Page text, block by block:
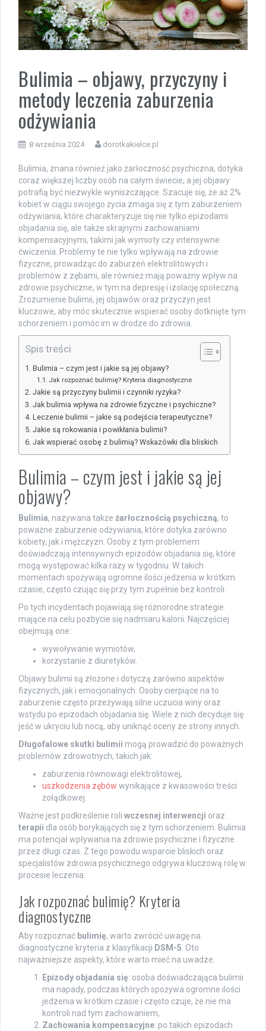
Bulimia – objawy, przyczyny i
metody leczenia zaburzenia
odżywiania
8 września 2024 dorotkakielce.pl
Bulimia, znana również jako żarłoczność psychiczna, dotyka
coraz większej liczby osób na całym świecie, a jej objawy
potrafią być niezwykle wyniszczające. Szacuje się, że aż 2%
kobiet w ciągu swojego życia zmaga się z tym zaburzeniem
odżywiania, które charakteryzuje się nie tylko epizodami
objadania się, ale także skrajnymi zachowaniami
kompensacyjnymi, takimi jak wymioty czy intensywne
ćwiczenia. Problemy te nie tylko wpływają na zdrowie
fizyczne, prowadząc do zaburzeń elektrolitowych i
problemów z zębami, ale również mają poważny wpływ na
zdrowie psychiczne, w tym na depresję i izolację społeczną.
Zrozumienie bulimii, jej objawów oraz przyczyn jest
kluczowe, aby móc skutecznie wspierać osoby dotknięte tym
schorzeniem i pomóc im w drodze do zdrowia.
Spis treści
Bulimia – czym jest i jakie są jej objawy?
Jak rozpoznać bulimię? Kryteria diagnostyczne
Jakie są przyczyny bulimii i czynniki ryzyka?
Jak bulimia wpływa na zdrowie fizyczne i psychiczne?
Leczenie bulimii – jakie są podejścia terapeutyczne?
Jakie są rokowania i powikłania bulimii?
Jak wspierać osobę z bulimią? Wskazówki dla bliskich
Bulimia – czym jest i jakie są jej
objawy?
Bulimia, nazywana także żarłocznością psychiczną, to
poważne zaburzenie odżywiania, które dotyka zarówno
kobiety, jak i mężczyzn. Osoby z tym problemem
doświadczają intensywnych epizodów objadania się, które
mogą występować kilka razy w tygodniu. W takich
momentach spożywają ogromne ilości jedzenia w krótkim
czasie, często czując się przy tym zupełnie bez kontroli.
Po tych incydentach pojawiają się różnorodne strategie
mające na celu pozbycie się nadmiaru kalorii. Najczęściej
obejmują one:
wywoływanie wymiotów,
korzystanie z diuretyków.
Objawy bulimii są złożone i dotyczą zarówno aspektów
fizycznych, jak i emocjonalnych. Osoby cierpiące na to
zaburzenie często przeżywają silne uczucia winy oraz
wstydu po epizodach objadania się. Wiele z nich decyduje się
jeść w ukryciu lub nocą, aby uniknąć oceny ze strony innych.
Długofalowe skutki bulimii mogą prowadzić do poważnych
problemów zdrowotnych, takich jak:
zaburzenia równowagi elektrolitowej,
uszkodzenia zębów wynikające z kwasowości treści
żołądkowej.
Ważne jest podkreślenie roli wczesnej interwencji oraz
terapii dla osób borykających się z tym schorzeniem. Bulimia
ma potencjał wpływania na zdrowie psychiczne i fizyczne
przez długi czas. Z tego powodu wsparcie bliskich oraz
specjalistów zdrowia psychicznego odgrywa kluczową rolę w
procesie leczenia.
Jak rozpoznać bulimię? Kryteria
diagnostyczne
Aby rozpoznać bulimię, warto zwrócić uwagę na
diagnostyczne kryteria z klasyfikacji DSM-5 . Oto
najważniejsze aspekty, które warto mieć na uwadze:
Epizody objadania się: osoba doświadczająca bulimii
ma napady, podczas których spożywa ogromne ilości
jedzenia w krótkim czasie i często czuje, że nie ma
kontroli nad tym zachowaniem,
Zachowania kompensacyjne: po takich epizodach